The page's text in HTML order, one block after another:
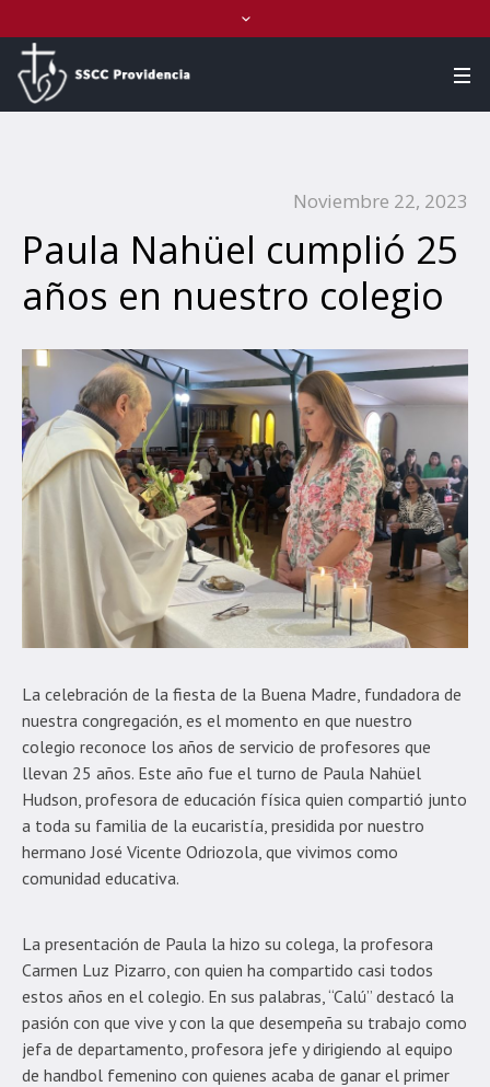
Noviembre 22, 2023
Paula Nahüel cumplió 25
años en nuestro colegio
La celebración de la fiesta de la Buena Madre, fundadora de
nuestra congregación, es el momento en que nuestro
colegio reconoce los años de servicio de profesores que
llevan 25 años. Este año fue el turno de Paula Nahüel
Hudson, profesora de educación física quien compartió junto
a toda su familia de la eucaristía, presidida por nuestro
hermano José Vicente Odriozola, que vivimos como
comunidad educativa.
La presentación de Paula la hizo su colega, la profesora
Carmen Luz Pizarro, con quien ha compartido casi todos
estos años en el colegio. En sus palabras, “Calú” destacó la
pasión con que vive y con la que desempeña su trabajo como
jefa de departamento, profesora jefe y dirigiendo al equipo
de handbol femenino con quienes acaba de ganar el primer